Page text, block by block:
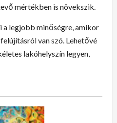
mértékben is növekszik.
legjobb minőségre, amikor
van szó. Lehetővé
lakóhelyszín legyen,